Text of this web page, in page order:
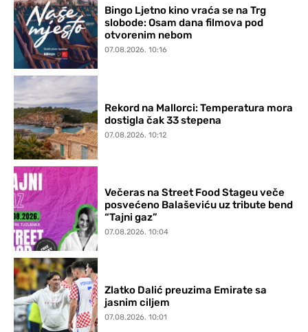
Bingo Ljetno kino vraća se na Trg
slobode: Osam dana filmova pod
otvorenim nebom
07.08.2026. 10:16
Rekord na Mallorci: Temperatura mora
dostigla čak 33 stepena
07.08.2026. 10:12
Večeras na Street Food Stageu veče
posvećeno Balaševiću uz tribute bend
“Tajni gaz”
07.08.2026. 10:04
Zlatko Dalić preuzima Emirate sa
jasnim ciljem
07.08.2026. 10:01